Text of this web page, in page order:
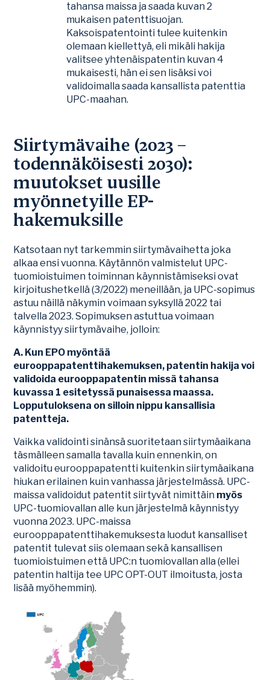
tahansa maissa ja saada kuvan 2
mukaisen patenttisuojan.
Kaksoispatentointi tulee kuitenkin
olemaan kiellettyä, eli mikäli hakija
valitsee yhtenäispatentin kuvan 4
mukaisesti, hän ei sen lisäksi voi
validoimalla saada kansallista patenttia
UPC-maahan.
Siirtymävaihe (2023 –
todennäköisesti 2030):
muutokset uusille
myönnetyille EP-
hakemuksille
Katsotaan nyt tarkemmin siirtymävaihetta joka
alkaa ensi vuonna. Käytännön valmistelut UPC-
tuomioistuimen toiminnan käynnistämiseksi ovat
kirjoitushetkellä (3/2022) meneillään, ja UPC-sopimus
astuu näillä näkymin voimaan syksyllä 2022 tai
talvella 2023. Sopimuksen astuttua voimaan
käynnistyy siirtymävaihe, jolloin:
A. Kun EPO myöntää
eurooppapatenttihakemuksen, patentin hakija voi
validoida eurooppapatentin missä tahansa
kuvassa 1 esitetyssä punaisessa maassa.
Lopputuloksena on silloin nippu kansallisia
patentteja.
Vaikka validointi sinänsä suoritetaan siirtymäaikana
täsmälleen samalla tavalla kuin ennenkin, on
validoitu eurooppapatentti kuitenkin siirtymäaikana
hiukan erilainen kuin vanhassa järjestelmässä. UPC-
maissa validoidut patentit siirtyvät nimittäin myös
UPC-tuomiovallan alle kun järjestelmä käynnistyy
vuonna 2023. UPC-maissa
eurooppapatenttihakemuksesta luodut kansalliset
patentit tulevat siis olemaan sekä kansallisen
tuomioistuimen että UPC:n tuomiovallan alla (ellei
patentin haltija tee UPC OPT-OUT ilmoitusta, josta
lisää myöhemmin).